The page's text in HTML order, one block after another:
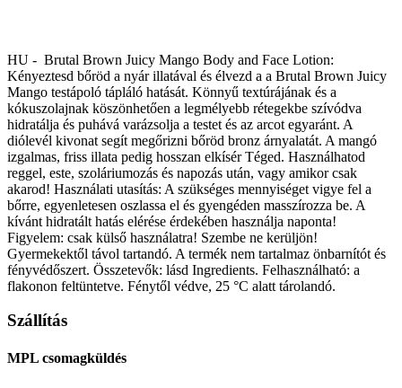
HU - Brutal Brown Juicy Mango Body and Face Lotion:
Kényeztesd bőröd a nyár illatával és élvezd a a Brutal Brown Juicy
Mango testápoló tápláló hatását. Könnyű textúrájának és a
kókuszolajnak köszönhetően a legmélyebb rétegekbe szívódva
hidratálja és puhává varázsolja a testet és az arcot egyaránt. A
diólevél kivonat segít megőrizni bőröd bronz árnyalatát. A mangó
izgalmas, friss illata pedig hosszan elkísér Téged. Használhatod
reggel, este, szoláriumozás és napozás után, vagy amikor csak
akarod! Használati utasítás: A szükséges mennyiséget vigye fel a
bőrre, egyenletesen oszlassa el és gyengéden masszírozza be. A
kívánt hidratált hatás elérése érdekében használja naponta!
Figyelem: csak külső használatra! Szembe ne kerüljön!
Gyermekektől távol tartandó. A termék nem tartalmaz önbarnítót és
fényvédőszert. Összetevők: lásd Ingredients. Felhasználható: a
flakonon feltüntetve. Fénytől védve, 25 °C alatt tárolandó.
Szállítás
MPL csomagküldés